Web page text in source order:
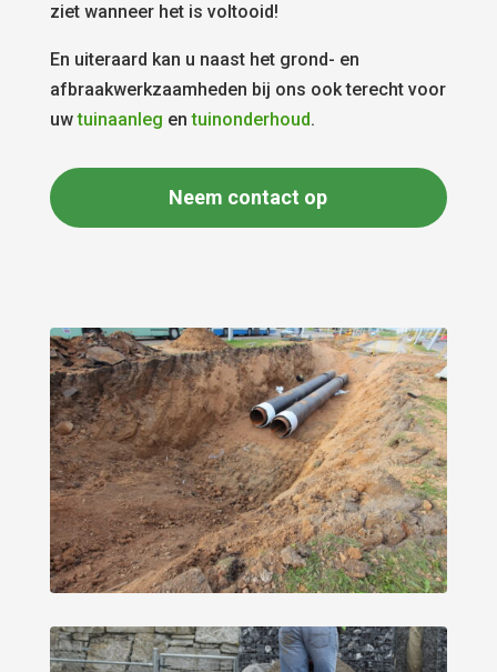
ziet wanneer het is voltooid!
En uiteraard kan u naast het grond- en
afbraakwerkzaamheden bij ons ook terecht voor
uwtuinaanleg entuinonderhoud.
Neem contact op